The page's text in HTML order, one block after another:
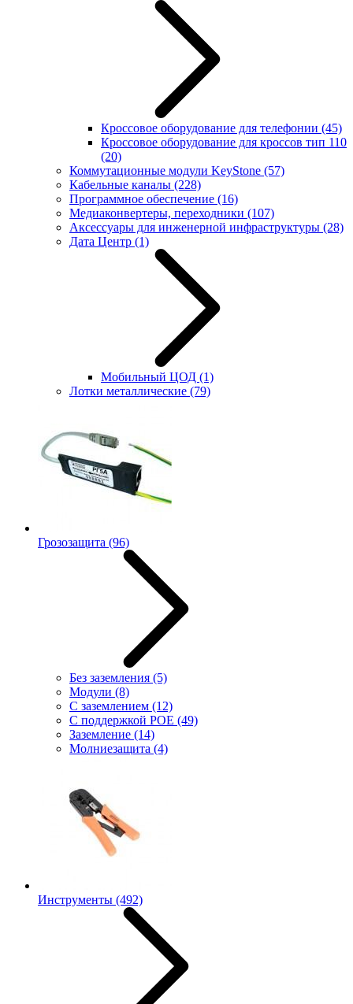
Кроссовое оборудование для телефонии (45)
Кроссовое оборудование для кроссов тип 110
(20)
Коммутационные модули KeyStone (57)
Кабельные каналы (228)
Программное обеспечение (16)
Медиаконвертеры, переходники (107)
Аксессуары для инженерной инфраструктуры (28)
Дата Центр (1)
Мобильный ЦОД (1)
Лотки металлические (79)
Грозозащита (96)
Без заземления (5)
Модули (8)
С заземлением (12)
С поддержкой POE (49)
Заземление (14)
Молниезащита (4)
Инструменты (492)